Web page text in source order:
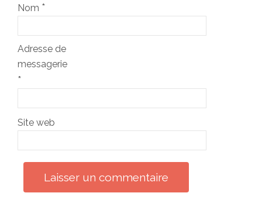
Nom *
Adresse de
messagerie
*
Site web